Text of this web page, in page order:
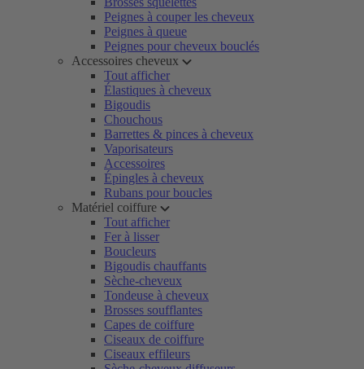
Peignes à couper les cheveux
Peignes à queue
Peignes pour cheveux bouclés
Accessoires cheveux
Tout afficher
Élastiques à cheveux
Bigoudis
Chouchous
Barrettes & pinces à cheveux
Vaporisateurs
Accessoires
Épingles à cheveux
Rubans pour boucles
Matériel coiffure
Tout afficher
Fer à lisser
Boucleurs
Bigoudis chauffants
Sèche-cheveux
Tondeuse à cheveux
Brosses soufflantes
Capes de coiffure
Ciseaux de coiffure
Ciseaux effileurs